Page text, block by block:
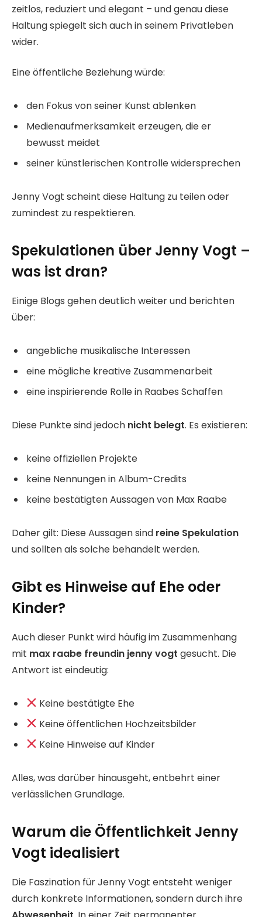
zeitlos, reduziert und elegant – und genau diese
Haltung spiegelt sich auch in seinem Privatleben
wider.
Eine öffentliche Beziehung würde:
den Fokus von seiner Kunst ablenken
Medienaufmerksamkeit erzeugen, die er
bewusst meidet
seiner künstlerischen Kontrolle widersprechen
Jenny Vogt scheint diese Haltung zu teilen oder
zumindest zu respektieren.
Spekulationen über Jenny Vogt –
was ist dran?
Einige Blogs gehen deutlich weiter und berichten
über:
angebliche musikalische Interessen
eine mögliche kreative Zusammenarbeit
eine inspirierende Rolle in Raabes Schaffen
Diese Punkte sind jedoch nicht belegt. Es existieren:
keine offiziellen Projekte
keine Nennungen in Album-Credits
keine bestätigten Aussagen von Max Raabe
Daher gilt: Diese Aussagen sind reine Spekulation
und sollten als solche behandelt werden.
Gibt es Hinweise auf Ehe oder
Kinder?
Auch dieser Punkt wird häufig im Zusammenhang
mit max raabe freundin jenny vogt gesucht. Die
Antwort ist eindeutig:
Keine bestätigte Ehe
Keine öffentlichen Hochzeitsbilder
Keine Hinweise auf Kinder
Alles, was darüber hinausgeht, entbehrt einer
verlässlichen Grundlage.
Warum die Öffentlichkeit Jenny
Vogt idealisiert
Die Faszination für Jenny Vogt entsteht weniger
durch konkrete Informationen, sondern durch ihre